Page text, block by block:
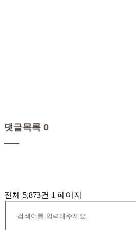
댓글목록 0
전체 5,873건 1 페이지